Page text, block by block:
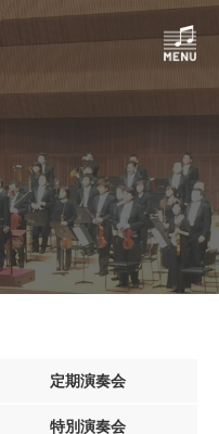
定期演奏会
特別演奏会